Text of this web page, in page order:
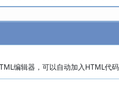
编辑器，可以自动加入HTML代